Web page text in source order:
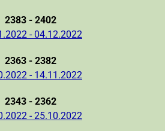
2383 - 2402
- 04.12.2022
2363 - 2382
- 14.11.2022
2343 - 2362
- 25.10.2022